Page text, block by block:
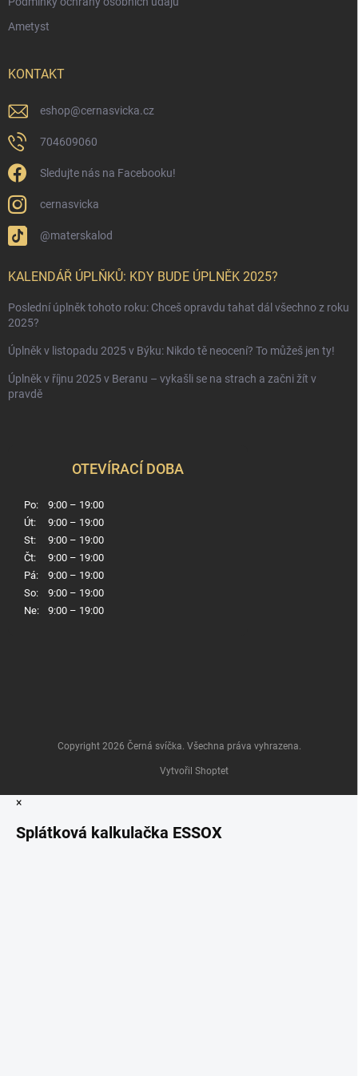
Ametyst
KONTAKT
eshop@cernasvicka.cz
704609060
Sledujte nás na Facebooku!
cernasvicka
@materskalod
KALENDÁŘ ÚPLŇKŮ: KDY BUDE ÚPLNĚK 2025?
Poslední úplněk tohoto roku: Chceš opravdu tahat dál všechno z roku
2025?
Úplněk v listopadu 2025 v Býku: Nikdo tě neocení? To můžeš jen ty!
Úplněk v říjnu 2025 v Beranu – vykašli se na strach a začni žít v
pravdě
OTEVÍRACÍ DOBA
Po:
9:00 – 19:00
Út:
9:00 – 19:00
St:
9:00 – 19:00
Čt:
9:00 – 19:00
Pá:
9:00 – 19:00
So:
9:00 – 19:00
Ne:
9:00 – 19:00
Vytvořil Shoptet
Copyright 2026 Černá svíčka. Všechna práva vyhrazena.
×
Splátková kalkulačka ESSOX